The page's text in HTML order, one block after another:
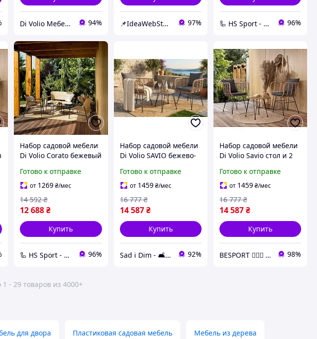
Di Volio Мебель для Дома и Сада 94% 📌IdeaWebStor интернет-магазин товаров для спорта 97% 🦾 HS Sport - Офіційний дистриб'ютор тренажерів Hop-Sport 96%
Набор садовой мебели
Di Volio Corato бежевый
Готово к отправке
от 1269₴/мес
12 688₴
14 592 ₴
Купить
🦾 HS Sport - Офіційний дистриб'ютор тренажерів Hop-Sport 96%
Набор садовой мебели
Di Volio SAVIO бежево-
ротанговый гарнитур,
2 кресла, стол со
стеклом
Готово к отправке
от 1459 ₴/мес
14 587 ₴
16 777 ₴
Купить
Sad i Dim - 🛋️ Меблі для дому та саду🏡 92%
Набор садовой мебели
Di Volio Savio стол и 2
серый
Готово к отправке
от 1459₴/мес
14 587₴
16 777 ₴
Купить
BESPORT 🏋🏻‍♂️ - Український бренд спорттоварів 🇺🇦 98%
1 - 29 товаров из 4000+
для двора Пластиковая садовая мебель Мебель из дерева